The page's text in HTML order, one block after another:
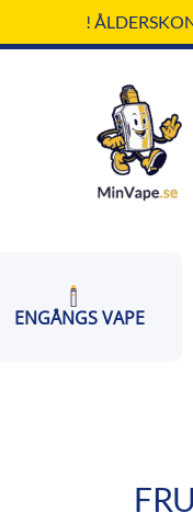
!
ENGÅNGS VAPE